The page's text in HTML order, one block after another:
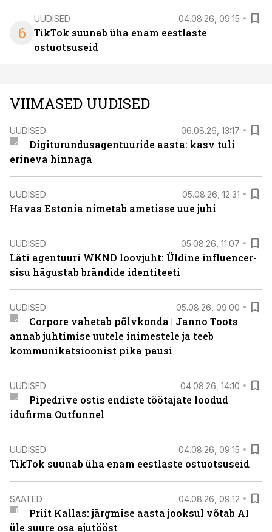
6
UUDISED 04.08.26, 09:15
TikTok suunab üha enam eestlaste
ostuotsuseid
VIIMASED UUDISED
UUDISED 06.08.26, 13:17
Digiturundusagentuuride aasta: kasv tuli
erineva hinnaga
UUDISED 05.08.26, 12:31
Havas Estonia nimetab ametisse uue juhi
UUDISED 05.08.26, 11:07
Läti agentuuri WKND loovjuht: Üldine influencer-
sisu hägustab brändide identiteeti
UUDISED 05.08.26, 09:00
Corpore vahetab põlvkonda | Janno Toots
annab juhtimise uutele inimestele ja teeb
kommunikatsioonist pika pausi
UUDISED 04.08.26, 14:10
Pipedrive ostis endiste töötajate loodud
idufirma Outfunnel
UUDISED 04.08.26, 09:15
TikTok suunab üha enam eestlaste ostuotsuseid
SAATED 04.08.26, 09:12
Priit Kallas: järgmise aasta jooksul võtab AI
üle suure osa ajutööst